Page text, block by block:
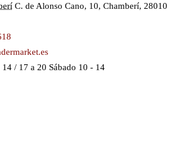
C. de Alonso Cano, 10, Chamberí, 28010
14 / 17 a 20 Sábado 10 - 14